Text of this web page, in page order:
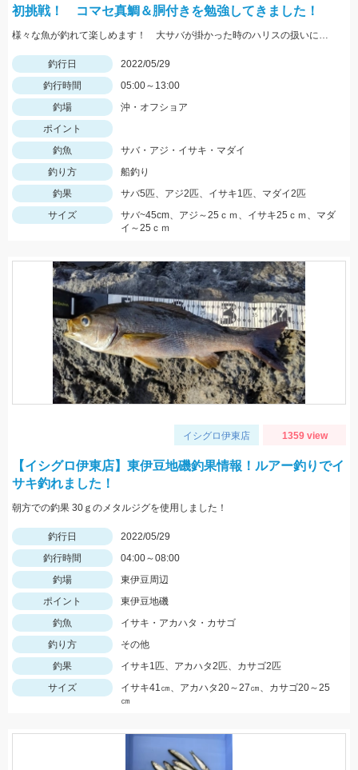
初挑戦！ コマセ真鯛＆胴付きを勉強してきました！
様々な魚が釣れて楽しめます！ 大サバが掛かった時のハリスの扱いにはご用心！
釣行日
2022/05/29
釣行時間
05:00～13:00
釣場
沖・オフショア
ポイント
釣魚
サバ・アジ・イサキ・マダイ
釣り方
船釣り
釣果
サバ5匹、アジ2匹、イサキ1匹、マダイ2匹
サイズ
サバ~45cm、アジ～25ｃｍ、イサキ25ｃｍ、マダ
イ～25ｃｍ
イシグロ伊東店 1359 view
【イシグロ伊東店】東伊豆地磯釣果情報！ルアー釣りでイ
サキ釣れました！
朝方での釣果 30ｇのメタルジグを使用しました！
釣行日
2022/05/29
釣行時間
04:00～08:00
釣場
東伊豆周辺
ポイント
東伊豆地磯
釣魚
イサキ・アカハタ・カサゴ
釣り方
その他
釣果
イサキ1匹、アカハタ2匹、カサゴ2匹
サイズ
イサキ41㎝、アカハタ20～27㎝、カサゴ20～25
㎝